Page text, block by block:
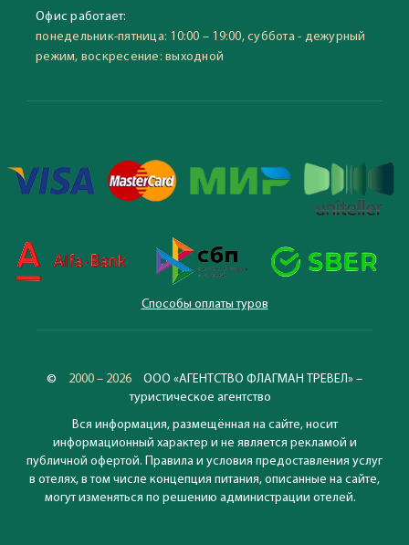
Офис работает:
понедельник-пятница: 10:00 – 19:00, суббота - дежурный
режим, воскресение: выходной
Способы оплаты туров
© 2000 – 2026
ООО «АГЕНТСТВО ФЛАГМАН ТРЕВЕЛ» –
туристическое агентство
Вся информация, размещённая на сайте, носит
информационный характер и не является рекламой и
публичной офертой. Правила и условия предоставления услуг
в отелях, в том числе концепция питания, описанные на сайте,
могут изменяться по решению администрации отелей.